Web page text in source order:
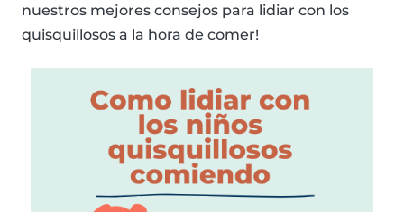
nuestros mejores consejos para lidiar con los
quisquillosos a la hora de comer!